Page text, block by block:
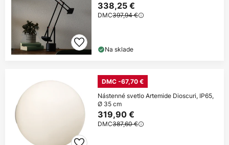
338,25 €
DMC397,94 €
Na sklade
DMC -67,70 €
Nástenné svetlo Artemide Dioscuri, IP65,
Ø 35 cm
319,90 €
DMC387,60 €